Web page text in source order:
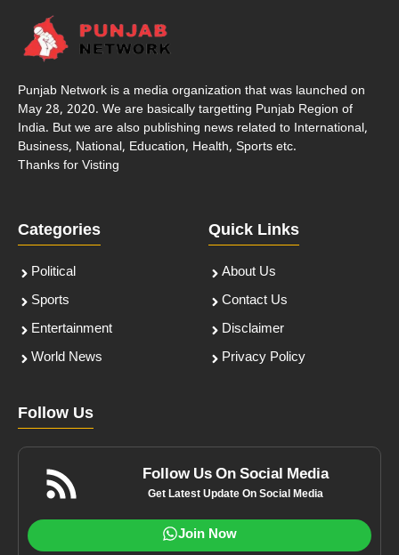
Punjab Network is a media organization that was launched on
May 28, 2020. We are basically targetting Punjab Region of
India. But we are also publishing news related to International,
Business, National, Education, Health, Sports etc.
Thanks for Visting
Categories
Political
Sports
Entertainment
World News
Quick Links
About Us
Contact Us
Disclaimer
Privacy Policy
Follow Us
Follow Us On Social Media
Get Latest Update On Social Media
Join Now